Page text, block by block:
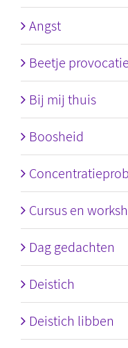
Angst
Beetje
Bij mij thuis
Boosheid
Cursus en
Dag gedachten
Deistich
Deistich libben